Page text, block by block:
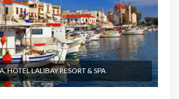
HOTEL LALIBAY RESORT & SPA